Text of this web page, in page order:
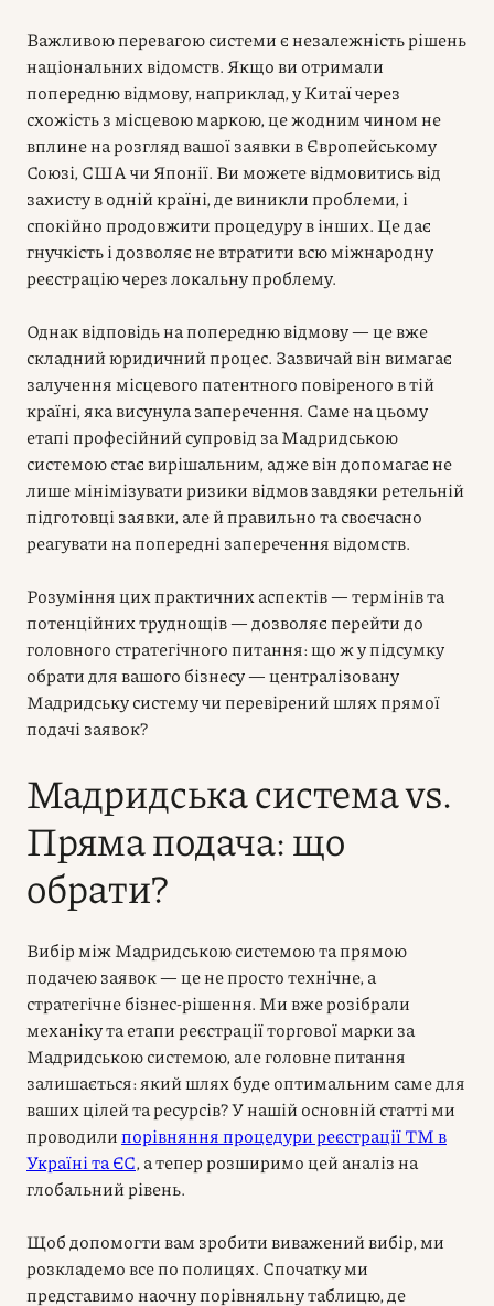
Важливою перевагою системи є незалежність рішень
національних відомств. Якщо ви отримали
попередню відмову, наприклад, у Китаї через
схожість з місцевою маркою, це жодним чином не
вплине на розгляд вашої заявки в Європейському
Союзі, США чи Японії. Ви можете відмовитись від
захисту в одній країні, де виникли проблеми, і
спокійно продовжити процедуру в інших. Це дає
гнучкість і дозволяє не втратити всю міжнародну
реєстрацію через локальну проблему.
Однак відповідь на попередню відмову — це вже
складний юридичний процес. Зазвичай він вимагає
залучення місцевого патентного повіреного в тій
країні, яка висунула заперечення. Саме на цьому
етапі професійний супровід за Мадридською
системою стає вирішальним, адже він допомагає не
лише мінімізувати ризики відмов завдяки ретельній
підготовці заявки, але й правильно та своєчасно
реагувати на попередні заперечення відомств.
Розуміння цих практичних аспектів — термінів та
потенційних труднощів — дозволяє перейти до
головного стратегічного питання: що ж у підсумку
обрати для вашого бізнесу — централізовану
Мадридську систему чи перевірений шлях прямої
подачі заявок?
Мадридська система vs.
Пряма подача: що
обрати?
Вибір між Мадридською системою та прямою
подачею заявок — це не просто технічне, а
стратегічне бізнес-рішення. Ми вже розібрали
механіку та етапи реєстрації торгової марки за
Мадридською системою, але головне питання
залишається: який шлях буде оптимальним саме для
ваших цілей та ресурсів? У нашій основній статті ми
проводилипорівняння процедури реєстрації ТМ в
Україні та ЄС, а тепер розширимо цей аналіз на
глобальний рівень.
Щоб допомогти вам зробити виважений вибір, ми
розкладемо все по полицях. Спочатку ми
представимо наочну порівняльну таблицю, де